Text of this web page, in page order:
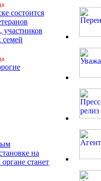
состоится
участников
на
станет